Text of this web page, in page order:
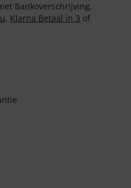
Bankoverschrijving,
, Klarna Betaal in 3 of